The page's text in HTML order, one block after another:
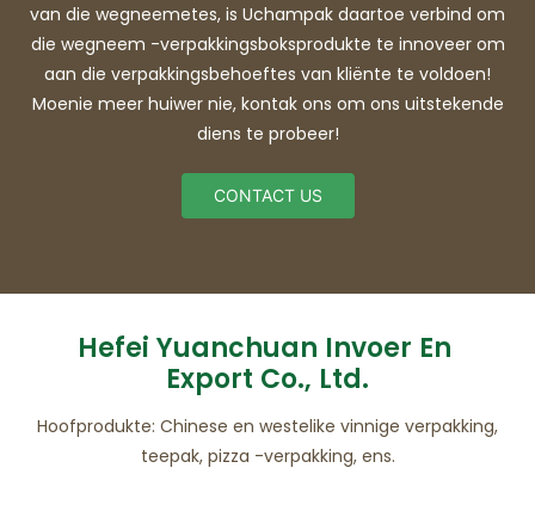
van die wegneemetes, is Uchampak daartoe verbind om
die wegneem -verpakkingsboksprodukte te innoveer om
aan die verpakkingsbehoeftes van kliënte te voldoen!
Moenie meer huiwer nie, kontak ons ​​om ons uitstekende
diens te probeer!
CONTACT US
Hefei Yuanchuan Invoer En
Export Co., Ltd.
Hoofprodukte: Chinese en westelike vinnige verpakking,
teepak, pizza -verpakking, ens.